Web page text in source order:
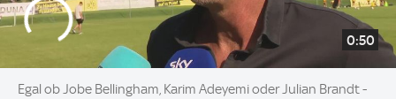
0:50
Egal ob Jobe Bellingham, Karim Adeyemi oder Julian Brandt -